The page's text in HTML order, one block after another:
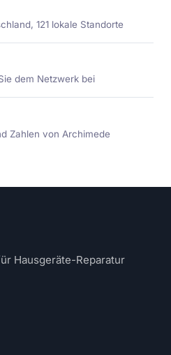
121 lokale Standorte
dem Netzwerk bei
Zahlen von Archimede
Hausgeräte-Reparatur